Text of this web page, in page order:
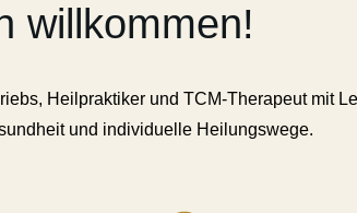
willkommen!
Heilpraktiker und TCM-Therapeut mit
und individuelle Heilungswege.